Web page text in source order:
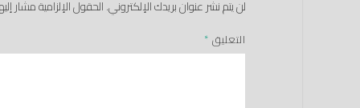
لن يتم نشر عنوان بريدك الإلكتروني.الحقول الإلزامية مشار
التعليق *